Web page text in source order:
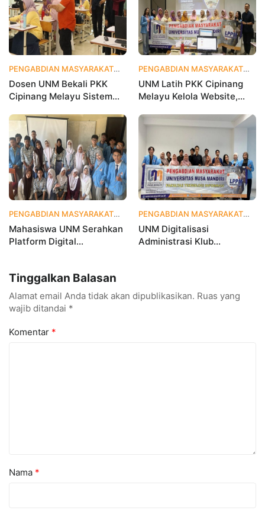
PENGABDIAN MASYARAKAT 1 bulan yang lalu
Dosen UNM Bekali PKK
Cipinang Melayu Sistem
Dorong Pemberdayaan
Berbasis Data
PENGABDIAN MASYARAKAT
UNM Latih PKK Cipinang
Melayu Kelola Website,
Digital Masyarakat
PENGABDIAN MASYARAKAT 1 bulan yang lalu
Mahasiswa UNM Serahkan
Platform Digital
Digital
PENGABDIAN MASYARAKAT
UNM Digitalisasi
Administrasi Klub
Tinggalkan Balasan
Alamat email Anda tidak akan dipublikasikan. Ruas yang
wajib ditandai *
Komentar *
Nama *